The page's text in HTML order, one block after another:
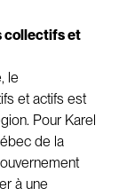
collectifs et
le
et actifs est
Pour Karel
de la
à une